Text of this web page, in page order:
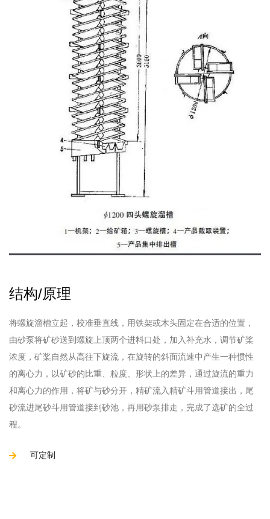
结构/原理
将螺旋溜槽立起，校准垂直线，用铁架或木头固定在合适的位置，
由砂泵将矿砂送到螺旋上顶两个进料口处，加入补充水，调节矿桨
浓度，矿桨自然从高往下旋流，在旋转的斜面流速中产生一种惯性
的离心力，以矿砂的比重、粒度、形状上的差异，通过旋流的重力
和离心力的作用，将矿与砂分开，精矿流入精矿斗用管道接出，尾
砂流进尾砂斗用管道接到砂池，再用砂泵排走，完成了选矿的全过
程。
可定制